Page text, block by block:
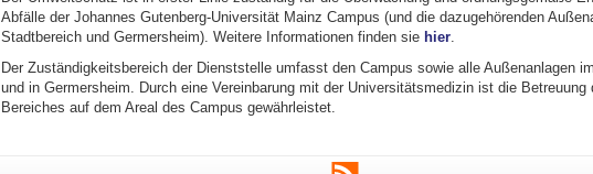
Abfälle der Johannes Gutenberg-Universität Mainz Campus (und die dazugehörenden
Stadtbereich und Germersheim). Weitere Informationen finden sie hier.
Der Zuständigkeitsbereich der Dienststelle umfasst den Campus sowie alle Außenanlagen
und in Germersheim. Durch eine Vereinbarung mit der Universitätsmedizin ist die Betreuung
Bereiches auf dem Areal des Campus gewährleistet.